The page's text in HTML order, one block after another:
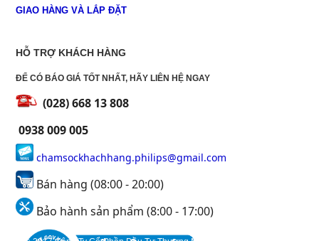
GIAO HÀNG VÀ LẮP ĐẶT
HỖ TRỢ KHÁCH HÀNG
ĐỂ CÓ BÁO GIÁ TỐT NHẤT, HÃY LIÊN HỆ NGAY
(028) 668 13 808
0938 009 005
chamsockhachhang.philips@gmail.com
Bán hàng (08:00 - 20:00)
Bảo hành sản phẩm (8:00 - 17:00)